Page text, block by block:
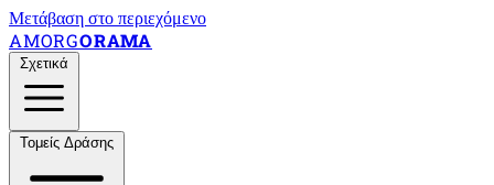
Μετάβαση στο περιεχόμενο
AMORGORAMA
Σχετικά
Τομείς Δράσης